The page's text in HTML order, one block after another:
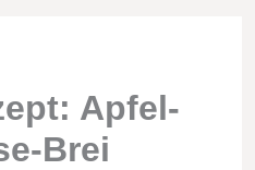
Apfel-
Brei